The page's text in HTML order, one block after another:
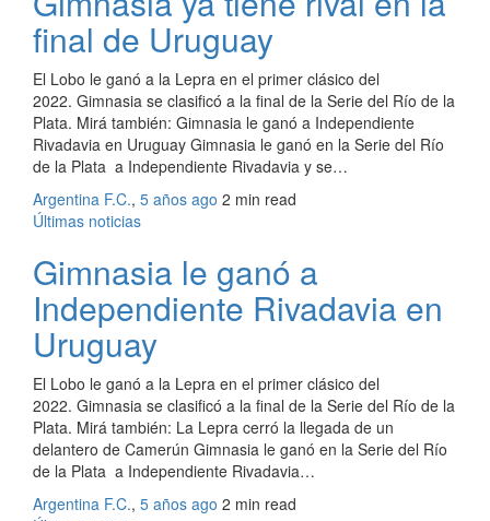
final de Uruguay
El Lobo le ganó a la Lepra en el primer clásico del
2022. Gimnasia se clasificó a la final de la Serie del Río de la
Plata. Mirá también: Gimnasia le ganó a Independiente
Rivadavia en Uruguay Gimnasia le ganó en la Serie del Río
de la Plata a Independiente Rivadavia y se…
Argentina F.C., 5 años ago 2 min read
Últimas noticias
Gimnasia le ganó a
Independiente Rivadavia en
Uruguay
El Lobo le ganó a la Lepra en el primer clásico del
2022. Gimnasia se clasificó a la final de la Serie del Río de la
Plata. Mirá también: La Lepra cerró la llegada de un
delantero de Camerún Gimnasia le ganó en la Serie del Río
de la Plata a Independiente Rivadavia…
Argentina F.C., 5 años ago 2 min read